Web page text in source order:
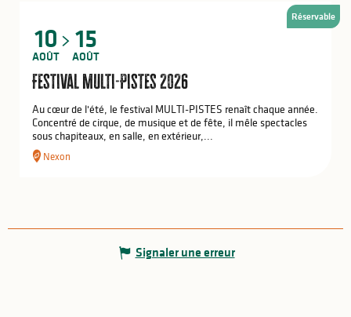
10
AOÛT
15
AOÛT
Festival Multi-Pistes 2026
Au cœur de l'été, le festival MULTI-PISTES renaît chaque année.
Concentré de cirque, de musique et de fête, il mêle spectacles
sous chapiteaux, en salle, en extérieur,...
Nexon
Réservable
Signaler une erreur